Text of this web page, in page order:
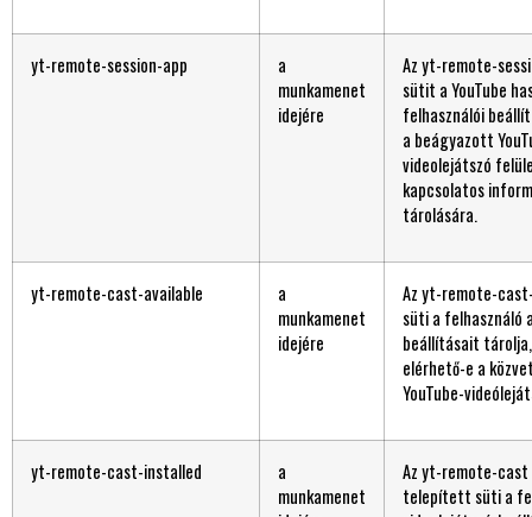
yt-remote-session-app
a
munkamenet
idejére
Az yt-remote-
sütit a YouTube
felhasználói
a beágyazott
videolejátszó
kapcsolatos
tárolására.
yt-remote-cast-available
a
munkamenet
idejére
Az yt-remote-
süti a felhasználó
beállításait
elérhető-e a
YouTube-
yt-remote-cast-installed
a
munkamenet
Az yt-remote-
telepített süti a